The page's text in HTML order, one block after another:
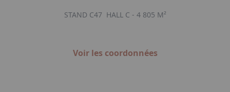
STAND C47 HALL C - 4 805 M²
Voir les coordonnées